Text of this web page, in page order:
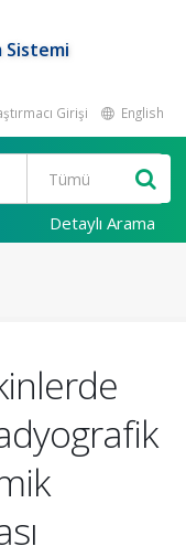
Sistemi
Girişi English
Detaylı Arama